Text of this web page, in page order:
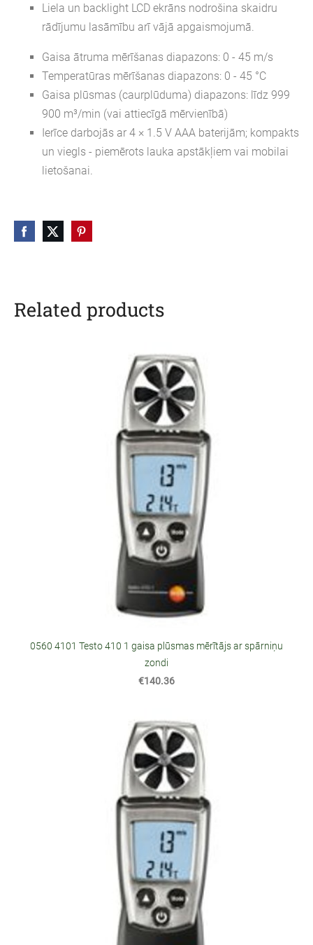
Liela un backlight LCD ekrāns nodrošina skaidru
rādījumu lasāmību arī vājā apgaismojumā.
Gaisa ātruma mērīšanas diapazons: 0 - 45 m/s
Temperatūras mērīšanas diapazons: 0 - 45 °C
Gaisa plūsmas (caurplūduma) diapazons: līdz 999
900 m³/min (vai attiecīgā mērvienībā)
Ierīce darbojās ar 4 × 1.5 V AAA baterijām; kompakts
un viegls - piemērots lauka apstākļiem vai mobilai
lietošanai.
Related products
0560 4101 Testo 410 1 gaisa plūsmas mērītājs ar spārniņu
zondi
€140.36